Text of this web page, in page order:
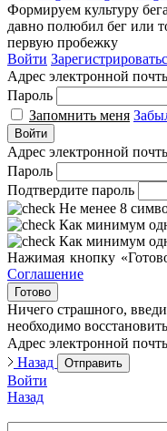
Формируем культуру
давно полюбил бег или
первую пробежку
Войти
Адрес электронной
Пароль
Запомнить меня
Войти
Адрес электронной
Пароль
Подтвердите пароль
Не менее 8
Как минимум
Как минимум
Нажимая кнопку
Соглашение
Готово
Ничего страшного,
необходимо
Адрес электронной
Назад
Отправить
Войти
Назад